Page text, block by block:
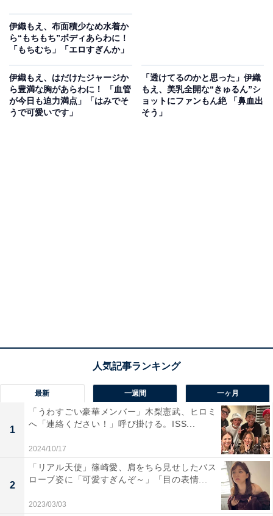
伊織もえ、布面積少なめ水着か
ら“もちもち”ボディあらわに！
「もちむち」「エロすぎんか」
伊織もえ、はだけたジャージか
ら豊満な胸があらわに！ 「血管
が今日も迫力満点」「はみでそ
うで可愛いです」
「透けてるのかと思った」伊織
もえ、美乳全開な“きゅるん”シ
ョットにファンもん絶 「鼻血出
そう」
最新 一週間 一ヶ月
1
「うわすごい豪華メンバー」木梨憲武、ヒロミ
へ「連絡ください！」呼び掛ける。ISS...
2024/10/17
2
「リアル天使」篠崎愛、肩をちら見せしたバス
ローブ姿に「可愛すぎんぞ～」「目の表情...
2023/03/03